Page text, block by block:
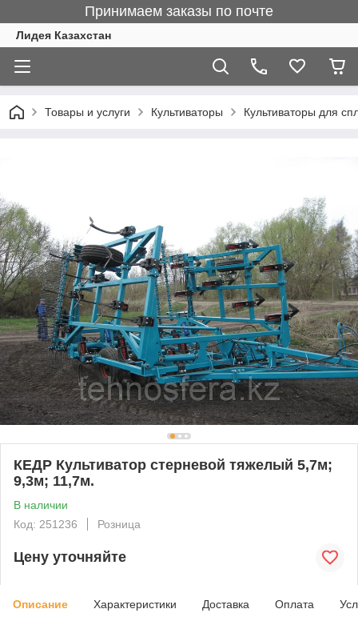
Принимаем заказы по почте
Лидея Казахстан
Товары и услуги Культиваторы Культиваторы для
КЕДР Культиватор стерневой тяжелый 5,7м;
9,3м; 11,7м.
В наличии
Код: 251236
Розница
Цену уточняйте
Описание Характеристики Доставка Оплата